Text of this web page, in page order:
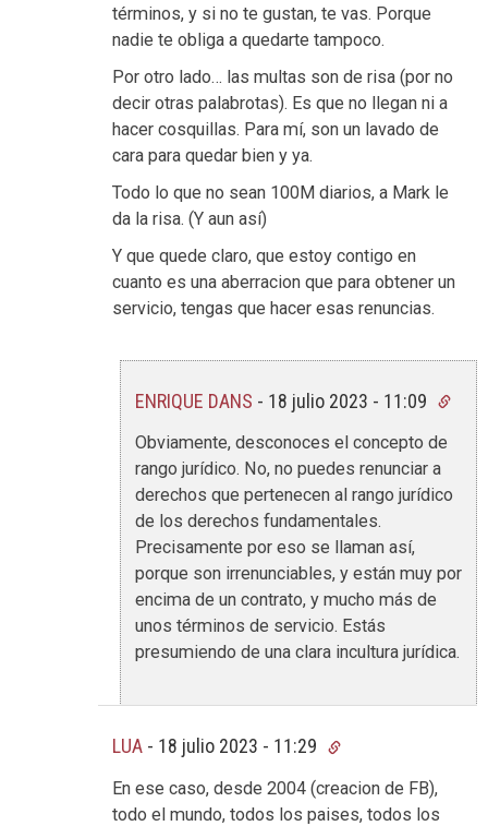
términos, y si no te gustan, te vas. Porque
nadie te obliga a quedarte tampoco.
Por otro lado… las multas son de risa (por no
decir otras palabrotas). Es que no llegan ni a
hacer cosquillas. Para mí, son un lavado de
cara para quedar bien y ya.
Todo lo que no sean 100M diarios, a Mark le
da la risa. (Y aun así)
Y que quede claro, que estoy contigo en
cuanto es una aberracion que para obtener un
servicio, tengas que hacer esas renuncias.
ENRIQUE DANS - 18 julio 2023 - 11:09
Obviamente, desconoces el concepto de
rango jurídico. No, no puedes renunciar a
derechos que pertenecen al rango jurídico
de los derechos fundamentales.
Precisamente por eso se llaman así,
porque son irrenunciables, y están muy por
encima de un contrato, y mucho más de
unos términos de servicio. Estás
presumiendo de una clara incultura jurídica.
LUA - 18 julio 2023 - 11:29
En ese caso, desde 2004 (creacion de FB),
todo el mundo, todos los paises, todos los